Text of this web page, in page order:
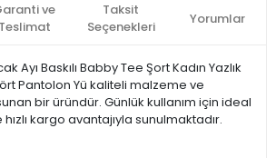
ve
Teslimat
Taksit
Seçenekleri
Yorumlar
Ayı Baskılı Babby Tee Şort Kadın Yazlık
Pantolon Yü kaliteli malzeme ve
bir üründür. Günlük kullanım için ideal
kargo avantajıyla sunulmaktadır.